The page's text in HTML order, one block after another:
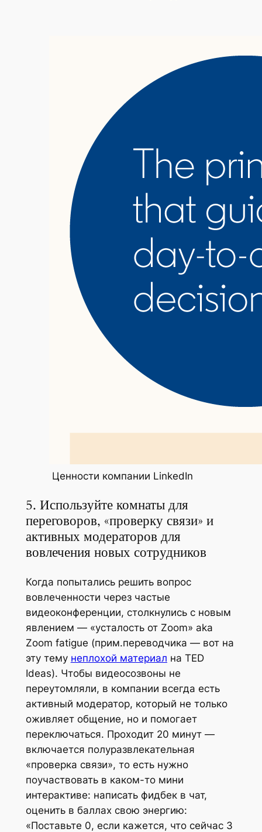
Ценности компании LinkedIn
5. Используйте комнаты для
переговоров, «проверку связи» и
активных модераторов для
вовлечения новых сотрудников
Когда попытались решить вопрос
вовлеченности через частые
видеоконференции, столкнулись с новым
явлением — «усталость от Zoom» aka
Zoom fatigue (прим.переводчика — вот на
эту тему неплохой материал на TED
Ideas). Чтобы видеосозвоны не
переутомляли, в компании всегда есть
активный модератор, который не только
оживляет общение, но и помогает
переключаться. Проходит 20 минут —
включается полуразвлекательная
«проверка связи», то есть нужно
поучаствовать в каком-то мини
интерактиве: написать фидбек в чат,
оценить в баллах свою энергию:
«Поставьте 0, если кажется, что сейчас 3